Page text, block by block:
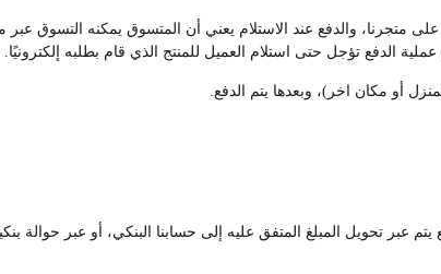
متجرنا، والدفع عند الاستلام يعني أن المتسوق يمكنه التسوق عبر
الدفع تؤجل حتى استلام العميل للمنتج الذي قام بطلبه إلكترونيًا.
أو مكان اخر)، وبعدها يتم الدفع.
عبر تحويل المبلغ المتفق عليه إلى حسابنا البنكي، أو عبر حوالة